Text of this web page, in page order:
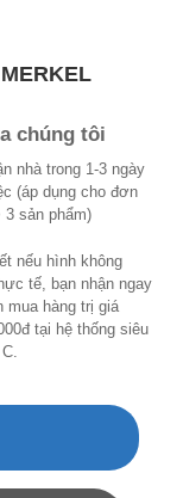
chúng tôi
nhà trong 1-3 ngày
(áp dụng cho đơn
3 sản phẩm)
nếu hình không
tế, bạn nhận ngay
mua hàng trị giá
tại hệ thống siêu